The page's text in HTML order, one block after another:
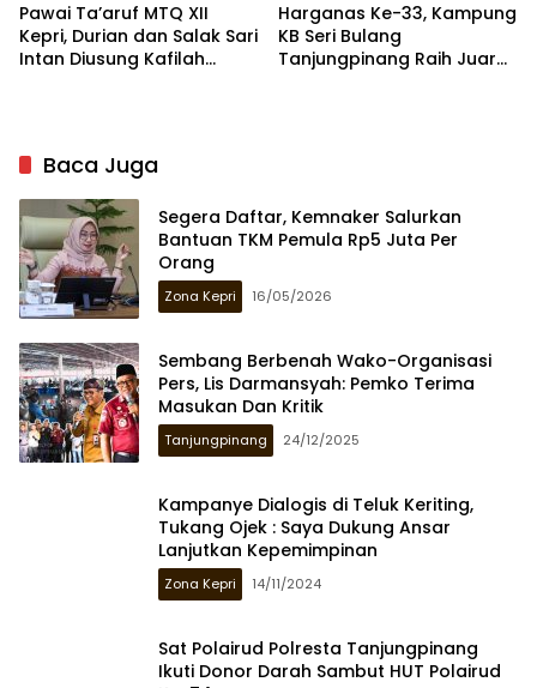
Pawai Ta’aruf MTQ XII
Kepri, Durian dan Salak Sari
Intan Diusung Kafilah
Harganas Ke-33, Kampung
KB Seri Bulang
Tanjungpinang Raih Juara
Baca Juga
Segera Daftar, Kemnaker Salurkan
Bantuan TKM Pemula Rp5 Juta Per
Orang
Zona Kepri 16/05/2026
Sembang Berbenah Wako-Organisasi
Pers, Lis Darmansyah: Pemko Terima
Masukan Dan Kritik
Tanjungpinang 24/12/2025
Kampanye Dialogis di Teluk Keriting,
Tukang Ojek : Saya Dukung Ansar
Lanjutkan Kepemimpinan
Zona Kepri 14/11/2024
Sat Polairud Polresta Tanjungpinang
Ikuti Donor Darah Sambut HUT Polairud